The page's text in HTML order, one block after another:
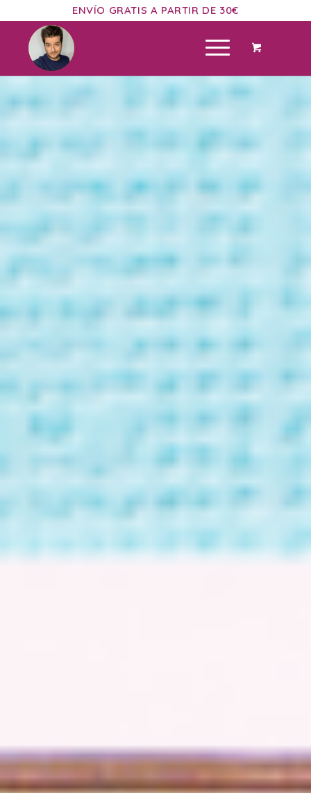
ENVÍO GRATIS A PARTIR DE 30€